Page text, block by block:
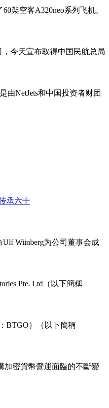
架空客A320neo系列飞机。
，今天宣布取得中国民航总局
由NetJets和中国投资者财团
Ulf Wiinberg为公司董事会成
Pte. Ltd（以下簡稱
BTGO）（以下簡稱
加密貨幣營運面臨的不斷變